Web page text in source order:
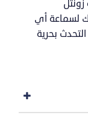
لسماعة أي
بحرية